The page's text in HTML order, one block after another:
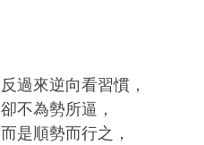
反過來逆向看習慣，
卻不為勢所逼，
而是順勢而行之，